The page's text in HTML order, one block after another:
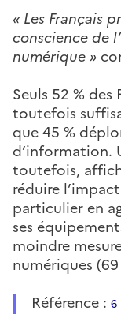
« Les Français
conscience de
numérique »
Seuls 52 % des
toutefois
que 45 %
d’information.
toutefois,
réduire
particulier en
ses
moindre
numériques (69
Référence : 6